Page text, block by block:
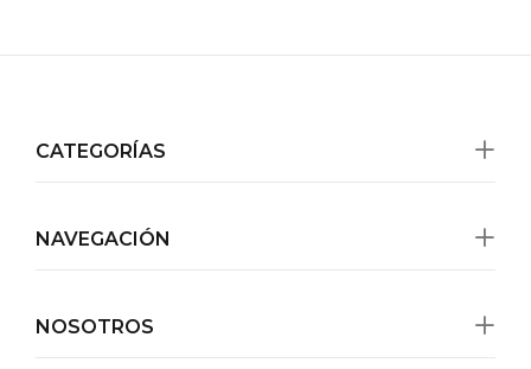
CATEGORÍAS
NAVEGACIÓN
NOSOTROS